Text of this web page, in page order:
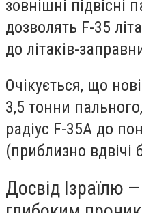
зовнішні підвісні
дозволять F-35
до літаків-
Очікується, що
3,5 тонни
радіус F-35A до
(приблизно вдвічі
Досвід Ізраїлю